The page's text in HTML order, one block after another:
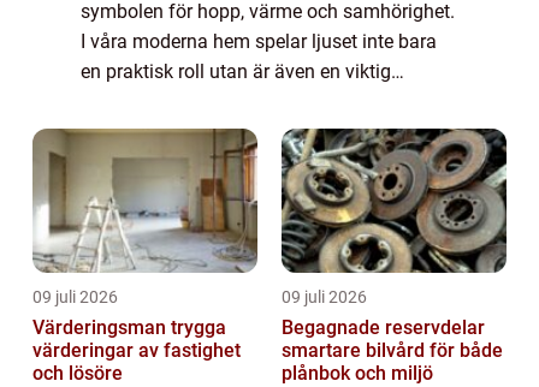
symbolen för hopp, värme och samhörighet.
I våra moderna hem spelar ljuset inte bara
en praktisk roll utan är även en viktig
kan...
09 juli 2026
Värderingsman trygga
värderingar av fastighet
och lösöre
09 juli 2026
Begagnade reservdelar
smartare bilvård för både
plånbok och miljö